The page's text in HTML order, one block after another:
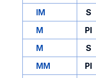
IM
S
M
PI
M
S
MM
PI